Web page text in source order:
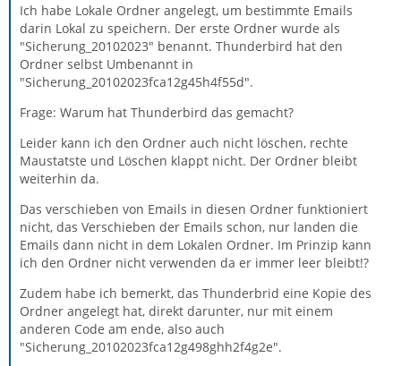
Ich habe Lokale Ordner angelegt, um bestimmte Emails
darin Lokal zu speichern. Der erste Ordner wurde als
"Sicherung_20102023" benannt. Thunderbird hat den
Ordner selbst Umbenannt in
"Sicherung_20102023fca12g45h4f55d".
Frage: Warum hat Thunderbird das gemacht?
Leider kann ich den Ordner auch nicht löschen, rechte
Maustatste und Löschen klappt nicht. Der Ordner bleibt
weiterhin da.
Das verschieben von Emails in diesen Ordner funktioniert
nicht, das Verschieben der Emails schon, nur landen die
Emails dann nicht in dem Lokalen Ordner. Im Prinzip kann
ich den Ordner nicht verwenden da er immer leer bleibt!?
Zudem habe ich bemerkt, das Thunderbrid eine Kopie des
Ordner angelegt hat, direkt darunter, nur mit einem
anderen Code am ende, also auch
"Sicherung_20102023fca12g498ghh2f4g2e".